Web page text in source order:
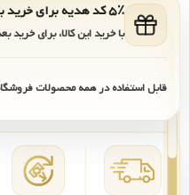
۵٪ کد هدیه برای خرید بعدی
با خرید این کالا، برای
قابل استفاده در همه محصولات